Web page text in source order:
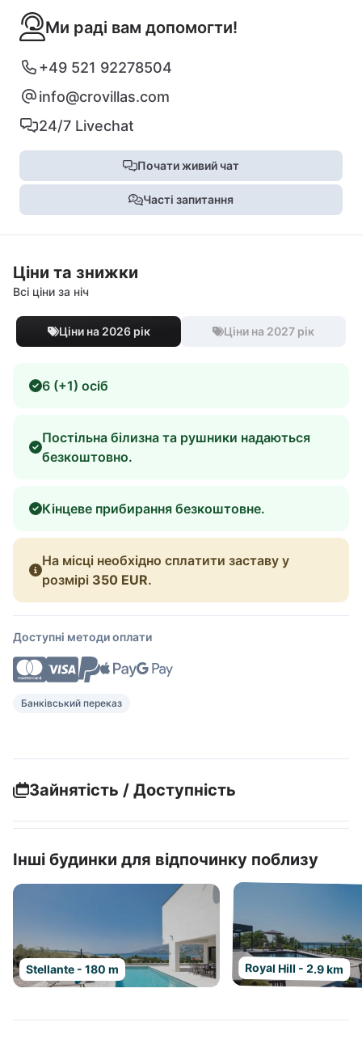
Ми раді вам допомогти!
+49 521 92278504
info@crovillas.com
24/7 Livechat
Почати живий чат
Часті запитання
Ціни та знижки
Всі ціни за ніч
Ціни на 2026 рік Ціни на 2027 рік
6 (+1) осіб
Постільна білизна та рушники надаються
безкоштовно.
Кінцеве прибирання безкоштовне.
На місці необхідно сплатити заставу у
розмірі 350 EUR.
Доступні методи оплати
Банківський переказ
Зайнятість / Доступність
Інші будинки для відпочинку поблизу
Stellante - 180 m Royal Hill - 2.9 km